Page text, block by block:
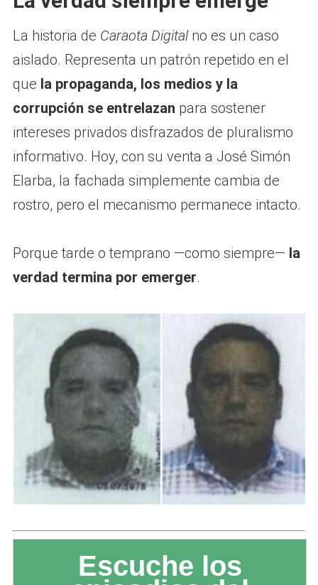
La historia de Caraota Digitalno es un caso
aislado. Representa un patrón repetido en el
que la propaganda, los medios y la
corrupción se entrelazan para sostener
intereses privados disfrazados de pluralismo
informativo. Hoy, con su venta a José Simón
Elarba, la fachada simplemente cambia de
rostro, pero el mecanismo permanece intacto.
Porque tarde o temprano —como siempre— la
verdad termina por emerger.
Escuche los